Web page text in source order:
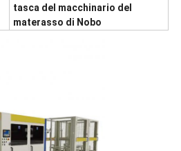
tasca del macchinario del
materasso di Nobo